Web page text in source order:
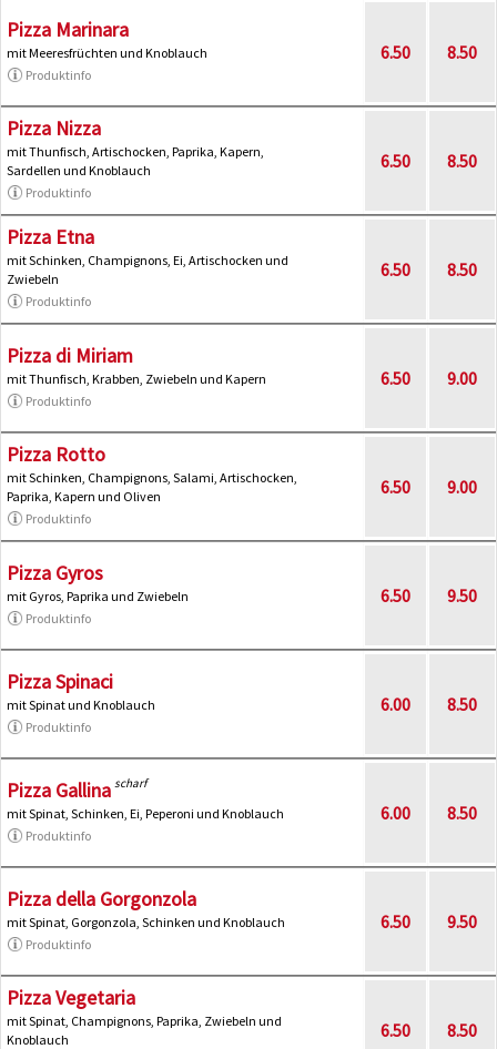
Pizza Marinara
mit Meeresfrüchten und Knoblauch
Produktinfo
6.50 8.50
Pizza Nizza
mit Thunfisch, Artischocken, Paprika, Kapern,
Sardellen und Knoblauch
Produktinfo
6.50 8.50
Pizza Etna
mit Schinken, Champignons, Ei, Artischocken und
Zwiebeln
Produktinfo
6.50 8.50
Pizza di Miriam
mit Thunfisch, Krabben, Zwiebeln und Kapern
Produktinfo
6.50 9.00
Pizza Rotto
mit Schinken, Champignons, Salami, Artischocken,
Paprika, Kapern und Oliven
Produktinfo
6.50 9.00
Pizza Gyros
mit Gyros, Paprika und Zwiebeln
Produktinfo
6.50 9.50
Pizza Spinaci
mit Spinat und Knoblauch
Produktinfo
6.00 8.50
Pizza Gallina scharf
mit Spinat, Schinken, Ei, Peperoni und Knoblauch
Produktinfo
6.00 8.50
Pizza della Gorgonzola
mit Spinat, Gorgonzola, Schinken und Knoblauch
Produktinfo
6.50 9.50
Pizza Vegetaria
mit Spinat, Champignons, Paprika, Zwiebeln und
Knoblauch
6.50 8.50